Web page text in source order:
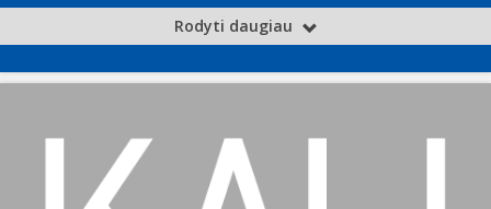
Rodyti daugiau